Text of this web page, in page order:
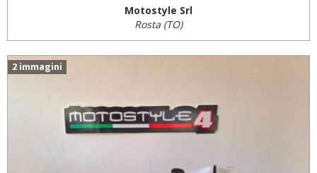
Motostyle Srl
Rosta (TO)
2 immagini